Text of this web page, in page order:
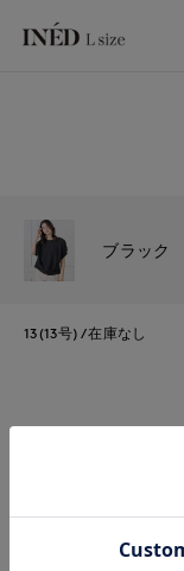
ブラック
13(13号) 在庫なし